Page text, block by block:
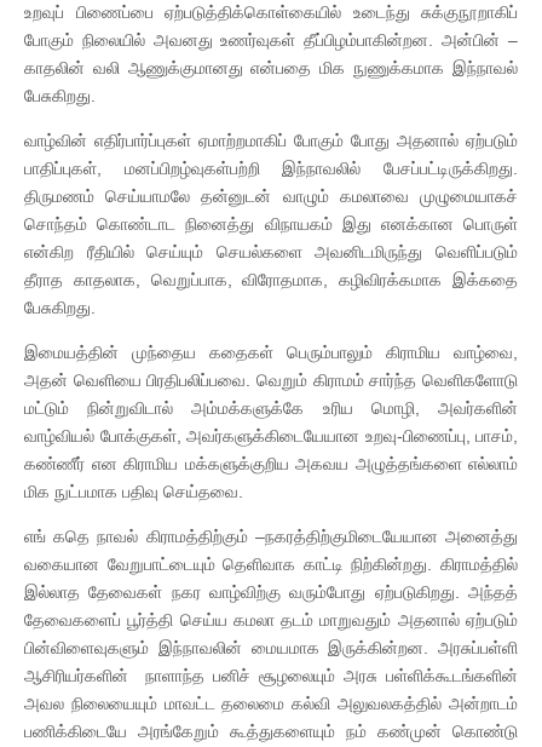
உறவுப் பிணைப்பை ஏற்படுத்திக்கொள்கையில் உடைந்து சுக்குநூறாகிப்
போகும் நிலையில் அவனது உணர்வுகள் தீப்பிழம்பாகின்றன. அன்பின் –
காதலின் வலி ஆணுக்குமானது என்பதை மிக நுணுக்கமாக இந்நாவல்
பேசுகிறது.
வாழ்வின் எதிர்பார்ப்புகள் ஏமாற்றமாகிப் போகும் போது அதனால் ஏற்படும்
பாதிப்புகள், மனப்பிறழ்வுகள்பற்றி இந்நாவலில் பேசப்பட்டிருக்கிறது.
திருமணம் செய்யாமலே தன்னுடன் வாழும் கமலாவை முழுமையாகச்
சொந்தம் கொண்டாட நினைத்து விநாயகம் இது எனக்கான பொருள்
என்கிற ரீதியில் செய்யும் செயல்களை அவனிடமிருந்து வெளிப்படும்
தீராத காதலாக, வெறுப்பாக, விரோதமாக, கழிவிரக்கமாக இக்கதை
பேசுகிறது.
இமையத்தின் முந்தைய கதைகள் பெரும்பாலும் கிராமிய வாழ்வை,
அதன் வெளியை பிரதிபலிப்பவை. வெறும் கிராமம் சார்ந்த வெளிகளோடு
மட்டும் நின்றுவிடால் அம்மக்களுக்கே உரிய மொழி, அவர்களின்
வாழ்வியல் போக்குகள், அவர்களுக்கிடையேயான உறவு-பிணைப்பு, பாசம்,
கண்ணீர் என கிராமிய மக்களுக்குறிய அகவய அழுத்தங்களை எல்லாம்
மிக நுட்பமாக பதிவு செய்தவை.
எங் கதெ நாவல் கிராமத்திற்கும் –நகரத்திற்குமிடையேயான அனைத்து
வகையான வேறுபாட்டையும் தெளிவாக காட்டி நிற்கின்றது. கிராமத்தில்
இல்லாத தேவைகள் நகர வாழ்விற்கு வரும்போது ஏற்படுகிறது. அந்தத்
தேவைகளைப் பூர்த்தி செய்ய கமலா தடம் மாறுவதும் அதனால் ஏற்படும்
பின்விளைவுகளும் இந்நாவலின் மையமாக இருக்கின்றன. அரசுப்பள்ளி
ஆசிரியர்களின் நாளாந்த பனிச் சூழலையும் அரசு பள்ளிக்கூடங்களின்
அவல நிலையையும் மாவட்ட தலைமை கல்வி அலுவலகத்தில் அன்றாடம்
பணிக்கிடையே அரங்கேறும் கூத்துகளையும் நம் கண்முன் கொண்டு